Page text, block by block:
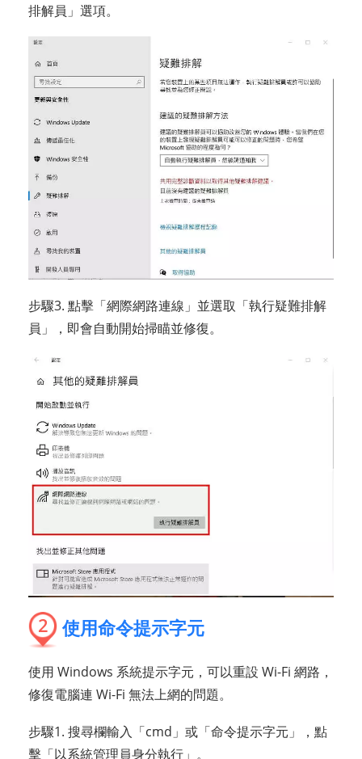
排解員」選項。
步驟3. 點擊「網際網路連線」並選取「執行疑難排解
員」，即會自動開始掃瞄並修復。
2 使用命令提示字元
使用 Windows 系統提示字元，可以重設 Wi-Fi 網路，
修復電腦連 Wi-Fi 無法上網的問題。
步驟1. 搜尋欄輸入「cmd」或「命令提示字元」，點
擊「以系統管理員身分執行」。